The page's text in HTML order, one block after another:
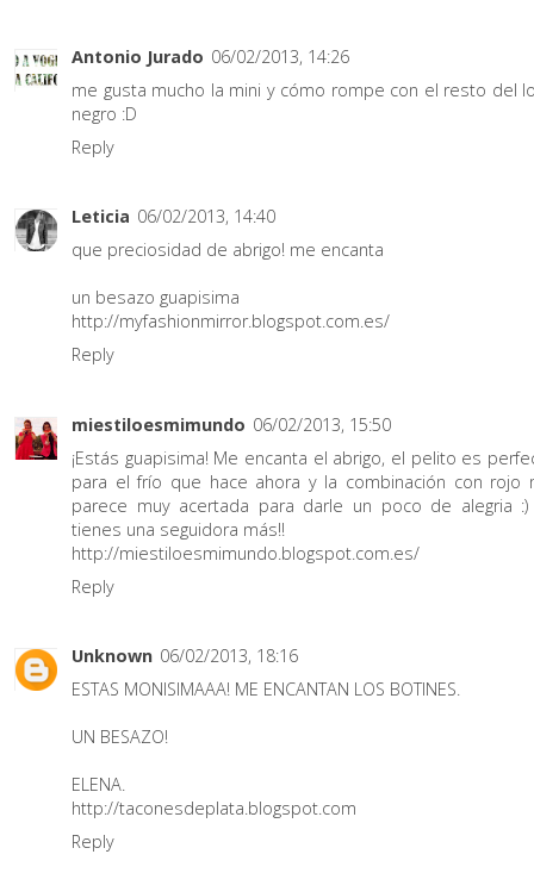
Antonio Jurado 06/02/2013, 14:26
me gusta mucho la mini y cómo rompe con el resto del
negro :D
Reply
Leticia 06/02/2013, 14:40
que preciosidad de abrigo! me encanta
un besazo guapisima
http://myfashionmirror.blogspot.com.es/
Reply
miestiloesmimundo 06/02/2013, 15:50
¡Estás guapisima! Me encanta el abrigo, el pelito es
para el frío que hace ahora y la combinación con rojo
parece muy acertada para darle un poco de alegria :)
tienes una seguidora más!!
http://miestiloesmimundo.blogspot.com.es/
Reply
Unknown 06/02/2013, 18:16
ESTAS MONISIMAAA! ME ENCANTAN LOS BOTINES.
UN BESAZO!
ELENA.
http://taconesdeplata.blogspot.com
Reply